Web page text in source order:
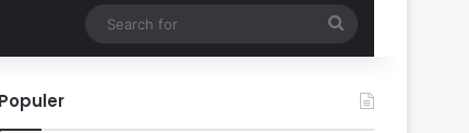
for
Populer